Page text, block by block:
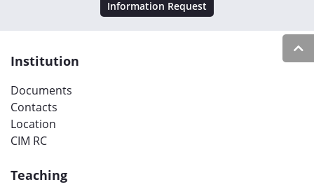
Information Request
Institution
Documents
Contacts
Location
CIM RC
Teaching